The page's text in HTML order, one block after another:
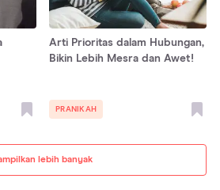
lebih banyak
Arti Prioritas dalam Hubungan,
Bikin Lebih Mesra dan Awet!
PRANIKAH